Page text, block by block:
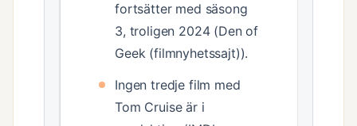
fortsätter med säsong
3, troligen 2024 (Den of
Geek (filmnyhetssajt)).
Ingen tredje film med
Tom Cruise är i